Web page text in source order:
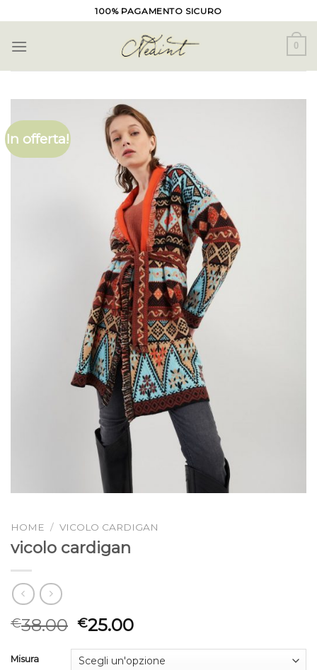
to
content
100% PAGAMENTO SICURO
0
In offerta!
HOME / VICOLO CARDIGAN
vicolo cardigan
€38.00 €25.00
Misura